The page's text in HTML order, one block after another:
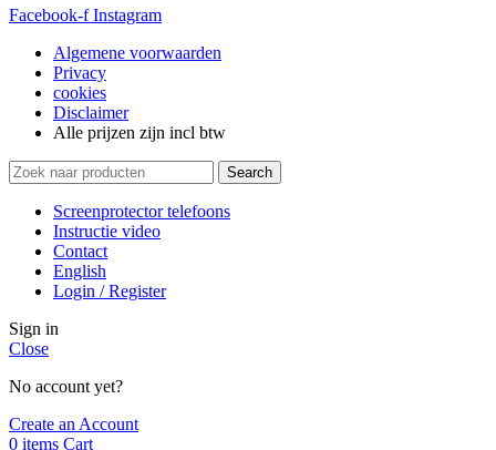
Facebook-f Instagram
Algemene voorwaarden
Privacy
cookies
Disclaimer
Alle prijzen zijn incl btw
Search
Screenprotector telefoons
Instructie video
Contact
English
Login / Register
Sign in
Close
No account yet?
Create an Account
0 items Cart